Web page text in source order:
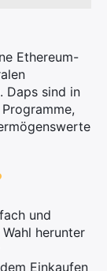
Ethereum-
Daps sind in
und
herunter
Einkaufen